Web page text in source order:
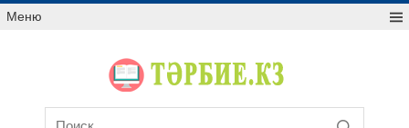
Меню